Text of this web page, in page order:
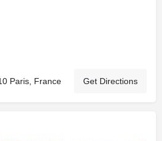
Paris, France Get Directions